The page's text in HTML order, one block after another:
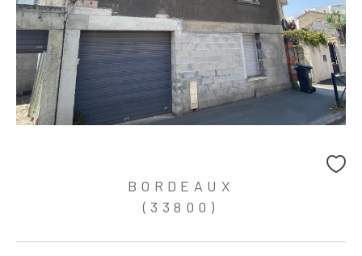
BORDEAUX
(33800)